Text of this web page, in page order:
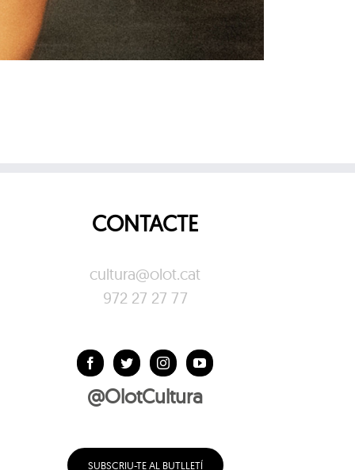
CONTACTE
cultura@olot.cat
972 27 27 77
@OlotCultura
SUBSCRIU-TE AL BUTLLETÍ